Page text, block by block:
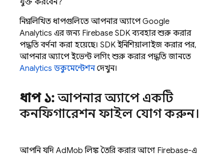
যুক্ত করবেন?
নিম্নলিখিত ধাপগুলিতে আপনার অ্যাপেGoogle
Analytics এর জন্য Firebase SDK ব্যবহার শুরু করার
পদ্ধতি বর্ণনা করা হয়েছে। SDK ইনিশিয়ালাইজ করার পর,
আপনার অ্যাপে ইভেন্ট লগিং শুরু করার পদ্ধতি জানতে
Analytics ডকুমেন্টেশনদেখুন।
ধাপ ১:আপনার অ্যাপে একটি
কনফিগারেশন ফাইল যোগ করুন।
আপনি যদি AdMob লিঙ্ক তৈরি করার আগে Firebase-এ